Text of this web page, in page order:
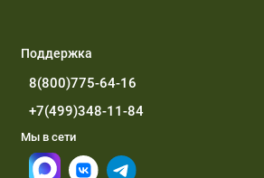
Поддержка
8(800)775-64-16
+7(499)348-11-84
Мы в сети